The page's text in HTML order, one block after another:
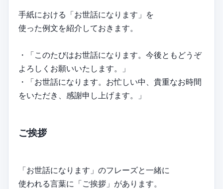
手紙における「お世話になります」を
使った例文を紹介しておきます。
・「このたびはお世話になります。今後ともどうぞ
よろしくお願いいたします。」
・「お世話になります。お忙しい中、貴重なお時間
をいただき、感謝申し上げます。」
ご挨拶
「お世話になります」のフレーズと一緒に
使われる言葉に「ご挨拶」があります。